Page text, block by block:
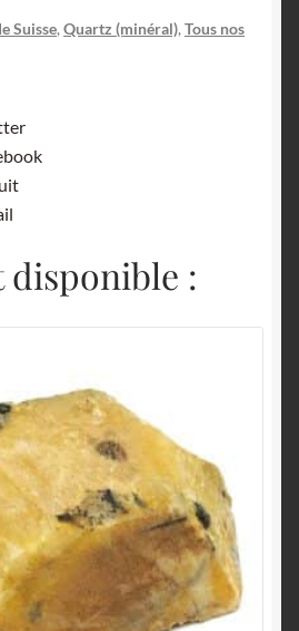
Suisse, Quartz (minéral), Tous nos
disponible :